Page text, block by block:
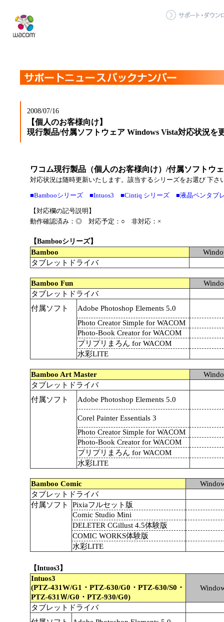
2008/07/16
【個人のお客様向け】
現行製品/付属ソフトウェア Windows Vista対応状況を
ワコム現行製品（個人のお客様向け）/付属ソフトウ
対応状況は随時更新いたします。該当するシリーズをお選び 下さ
■Bambooシリーズ ■Intuos3 ■Cintiq シリーズ ■液晶ペンタブ
【対応欄の記号説明】
動作確認済み：◎ 対応予定：○ 非対応：×
【Bambooシリーズ】
Bamboo
タブレットドライバ
Bamboo Fun
タブレットドライバ
付属ソフト
Adobe Photoshop Elements 5.0
Photo Creator Simple for WACOM
Photo-Book Creator for WACOM
プリプリまろん for WACOM
水彩LITE
Bamboo Art Master
タブレットドライバ
付属ソフト
Adobe Photoshop Elements 5.0
Corel Painter Essentials 3
Photo Creator Simple for WACOM
Photo-Book Creator for WACOM
プリプリまろん for WACOM
水彩LITE
Bamboo Comic
タブレットドライバ
付属ソフト
Pixiaフルセット版
Comic Studio Mini
DELETER CGillust 4.5体験版
COMIC WORKS体験版
水彩LITE
【Intuos3】
Intuos3
(PTZ-431W/G1・PTZ-630/G0・PTZ-630/S0・
PTZ-631Ｗ/G0・PTZ-930/G0)
タブレットドライバ